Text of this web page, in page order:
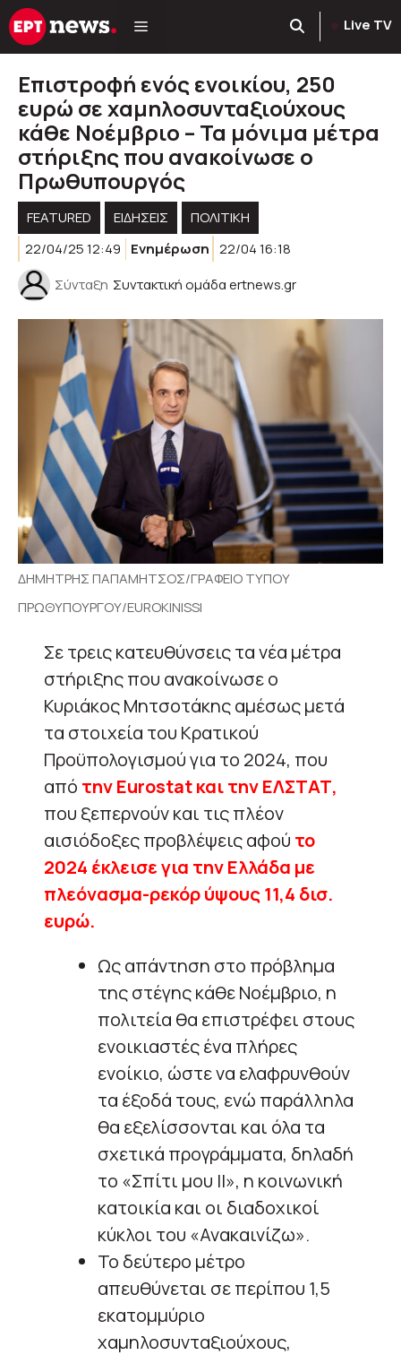
Μετάβαση
σε
Live TV
Eπιστροφή ενός ενοικίου, 250
ευρώ σε χαμηλοσυνταξιούχους
κάθε Νοέμβριο – Τα μόνιμα μέτρα
στήριξης που ανακοίνωσε ο
Πρωθυπουργός
FEATURED ΕΙΔΗΣΕΙΣ
ΠΟΛΙΤΙΚΉ
22/04/25 12:49
Ενημέρωση 22/04 16:18
Σύνταξη Συντακτική ομάδα ertnews.gr
ΔΗΜΗΤΡΗΣ ΠΑΠΑΜΗΤΣΟΣ/ΓΡΑΦΕΙΟ ΤΥΠΟΥ
ΠΡΩΘΥΠΟΥΡΓΟΥ/EUROKINISSI
Σετρεις κατευθύνσειςτα νέα μέτρα
στήριξης που ανακοίνωσε ο
Κυριάκος Μητσοτάκης αμέσως μετά
τα στοιχεία του Κρατικού
Προϋπολογισμού για το 2024, που
από την Εurostat και την ΕΛΣΤΑΤ,
που ξεπερνούν και τις πλέον
αισιόδοξες προβλέψεις αφού το
2024 έκλεισε για την Ελλάδα με
πλεόνασμα-ρεκόρ ύψους 11,4 δισ.
ευρώ.
Ως απάντηση στο πρόβλημα
της στέγης κάθε Νοέμβριο, η
πολιτεία θα επιστρέφει στους
ενοικιαστές ένα πλήρες
ενοίκιο, ώστε να ελαφρυνθούν
τα έξοδά τους, ενώ παράλληλα
θα εξελίσσονται και όλα τα
σχετικά προγράμματα, δηλαδή
το «Σπίτι μου ΙΙ», η κοινωνική
κατοικία και οι διαδοχικοί
κύκλοι του «Ανακαινίζω».
Το δεύτερο μέτρο
απευθύνεται σε περίπου 1,5
εκατομμύριο
χαμηλοσυνταξιούχους,